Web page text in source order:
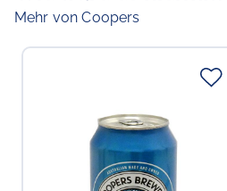
Mehr von Coopers